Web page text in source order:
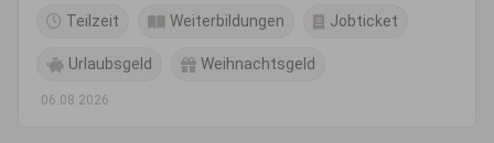
Teilzeit Weiterbildungen Jobticket
Urlaubsgeld Weihnachtsgeld
06.08.2026